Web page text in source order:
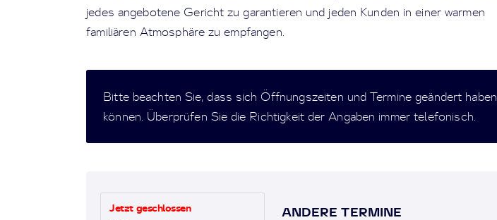
jedes angebotene Gericht zu garantieren und jeden Kunden in einer warmen
familiären Atmosphäre zu empfangen.
Bitte beachten Sie, dass sich Öffnungszeiten und Termine geändert haben
können. Überprüfen Sie die Richtigkeit der Angaben immer telefonisch.
Jetzt geschlossen ANDERE TERMINE